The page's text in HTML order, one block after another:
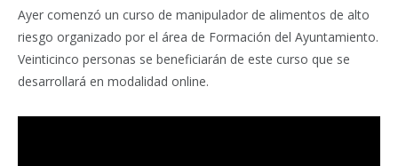
Ayer comenzó un curso de manipulador de alimentos de alto
riesgo organizado por el área de Formación del Ayuntamiento.
Veinticinco personas se beneficiarán de este curso que se
desarrollará en modalidad online.